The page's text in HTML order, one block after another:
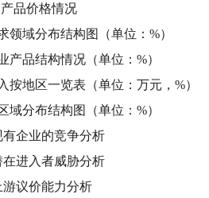
品价格情况
领域分布结构图（单位：%）
产品结构情况（单位：%）
按地区一览表（单位：万元，%）
域分布结构图（单位：%）
企业的竞争分析
进入者威胁分析
议价能力分析